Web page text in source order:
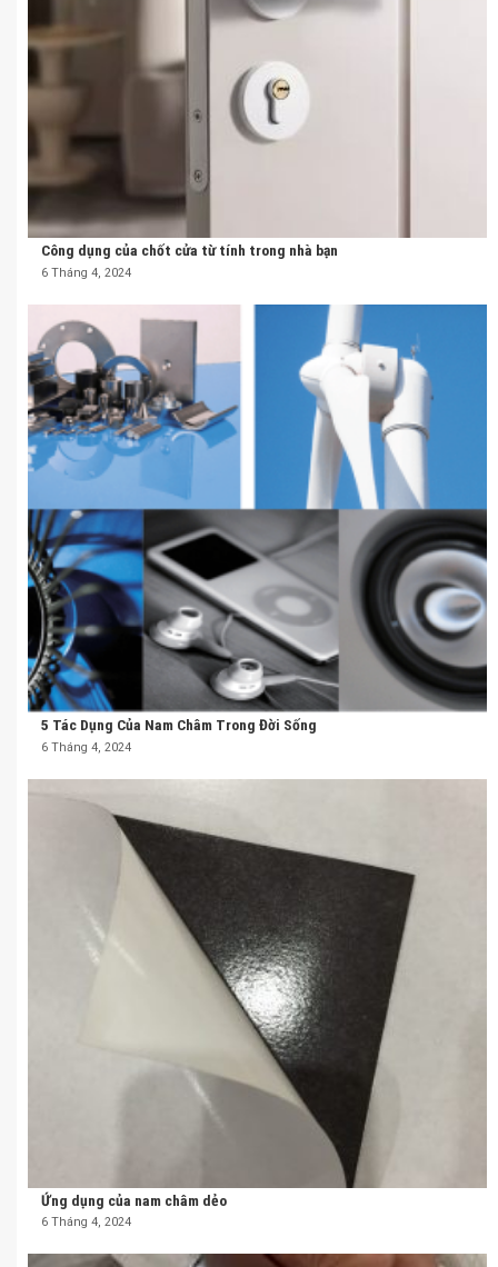
Công dụng của chốt cửa từ tính trong nhà bạn
6 Tháng 4, 2024
5 Tác Dụng Của Nam Châm Trong Đời Sống
6 Tháng 4, 2024
Ứng dụng của nam châm dẻo
6 Tháng 4, 2024